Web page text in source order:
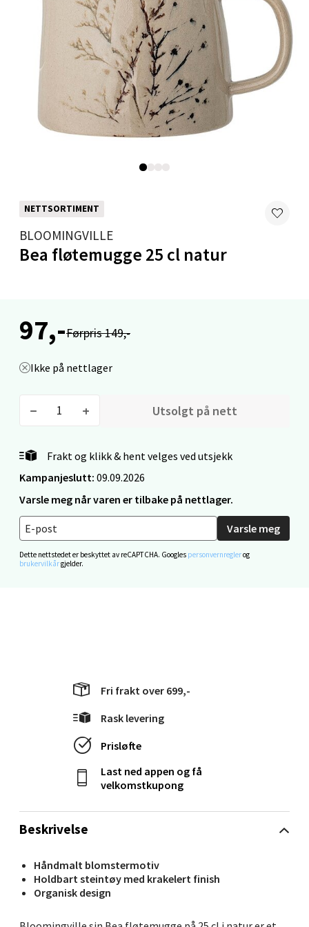
NETTSORTIMENT
BLOOMINGVILLE
Bea fløtemugge 25 cl natur
97,-Førpris 149,-
Ikke på nettlager
Utsolgt på nett
Frakt og klikk & hent velges ved utsjekk
Kampanjeslutt: 09.09.2026
Varsle meg når varen er tilbake på nettlager.
Varsle meg
Dette nettstedet er beskyttet av reCAPTCHA. Googles personvernreglerog
brukervilkårgjelder.
Beskrivelse
Håndmalt blomstermotiv
Holdbart steintøy med krakelert finish
Organisk design
Fri frakt over 699,-
Rask levering
Prisløfte
Last ned appen og få
velkomstkupong
Levanger - Magneten
Moafjæra 14, 7606 Levanger
Åpent i dag 10-20
Mandal - Alti Mandal
0 i butikk
Fridtjof Nansensgate 22, 8622 Mo i Rana
Åpent i dag 09-19
Velg
0 i butikk
Molde - Moldetorget
Torget 1, 6413 Molde
0 i butikk